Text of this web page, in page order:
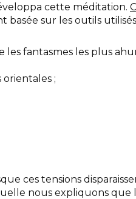
cette méditation.
basée sur les outils
fantasmes les plus
;
ces tensions
nous expliquons que